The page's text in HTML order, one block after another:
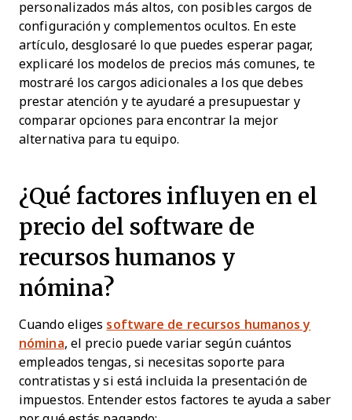
personalizados más altos, con posibles cargos de
configuración y complementos ocultos. En este
artículo, desglosaré lo que puedes esperar pagar,
explicaré los modelos de precios más comunes, te
mostraré los cargos adicionales a los que debes
prestar atención y te ayudaré a presupuestar y
comparar opciones para encontrar la mejor
alternativa para tu equipo.
¿Qué factores influyen en el
precio del software de
recursos humanos y
nómina?
Cuando eliges software de recursos humanos y
nómina, el precio puede variar según cuántos
empleados tengas, si necesitas soporte para
contratistas y si está incluida la presentación de
impuestos. Entender estos factores te ayuda a saber